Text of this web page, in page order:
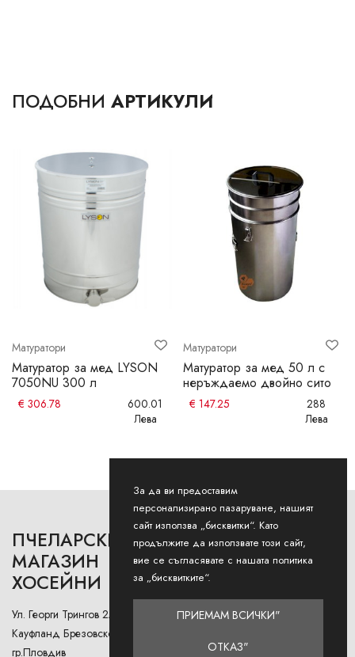
ПОДОБНИ АРТИКУЛИ
Матуратори
Матуратор за мед LYSON
7050NU 300 л
€ 306.78
600.01
Лева
Матуратори
Матуратор за мед 50 л с
неръждаемо двойно сито
€ 147.25
288
Лева
ПЧЕЛАРСКИ
МАГАЗИН
ХОСЕЙНИ
Ул. Георги Трингов 2А (до
Кауфланд Брезовско Шосе),
гр.Пловдив
РАБОТНО ВРЕМЕ
Понеделник - Петък: 9AM -
За да ви предоставим
персонализирано пазаруване, нашият
сайт използва „бисквитки“. Като
продължите да използвате този сайт,
вие се съгласявате с нашата политика
за „бисквитките“.
ПРИЕМАМ ВСИЧКИ"
ОТКАЗ"